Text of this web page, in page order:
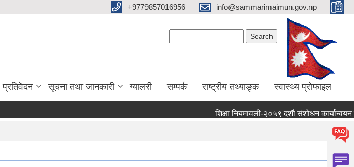
+9779857016956 info@sammarimaimun.gov.np
प्रतिवेदन सूचना तथा जानकारी ग्यालरी सम्पर्क राष्ट्रीय तथ्याङ्क स्वास्थ्य प्रोफाइल
शिक्षा नियमावली-२०५९ दशौ संशोधन कार्यान्वयन गर्ने